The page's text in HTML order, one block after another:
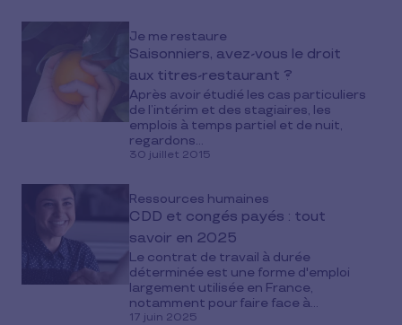
Je me restaure
Saisonniers, avez-vous le droit
aux titres-restaurant ?
Après avoir étudié les cas particuliers
de l’intérim et des stagiaires, les
emplois à temps partiel et de nuit,
regardons...
30 juillet 2015
Ressources humaines
CDD et congés payés : tout
savoir en 2025
Le contrat de travail à durée
déterminée est une forme d'emploi
largement utilisée en France,
notamment pour faire face à...
17 juin 2025